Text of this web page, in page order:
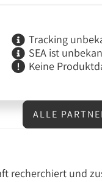
Tracking
SEA ist
Keine
ALLE
recherchiert und